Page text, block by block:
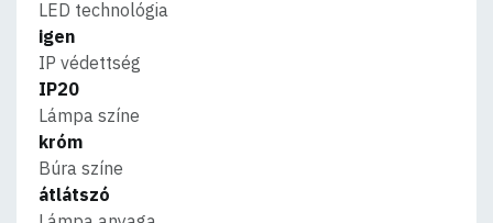
LED technológia
igen
IP védettség
IP20
Lámpa színe
króm
Búra színe
átlátszó